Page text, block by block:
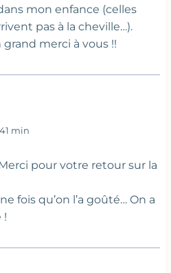
mon enfance (celles
pas à la cheville…).
merci à vous !!
min
pour votre retour sur la
fois qu’on l’a goûté… On a
!